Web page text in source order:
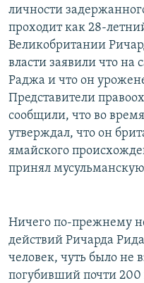
Все сайты РСЕ/РС
личности
проходит как 28-
Великобритании
власти заявили что на
Раджа и что он
Представители
сообщили, что во
утверждал, что он
ямайского
принял мусульманскую
Ничего по-прежнему
действий Ричарда
человек, чуть было не
погубивший почти 200